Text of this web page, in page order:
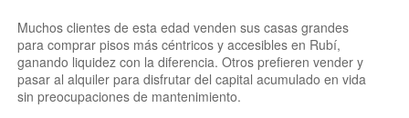
Muchos clientes de esta edad venden sus casas grandes
para comprar pisos más céntricos y accesibles en Rubí,
ganando liquidez con la diferencia. Otros prefieren vender y
pasar al alquiler para disfrutar del capital acumulado en vida
sin preocupaciones de mantenimiento.